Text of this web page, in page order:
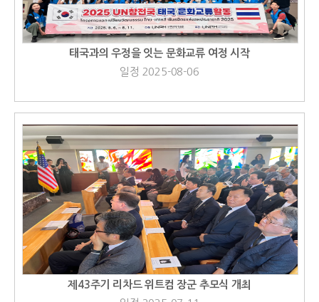
태국과의 우정을 잇는 문화교류 여정 시작
일정 2025-08-06
제43주기 리차드 위트컴 장군 추모식 개최